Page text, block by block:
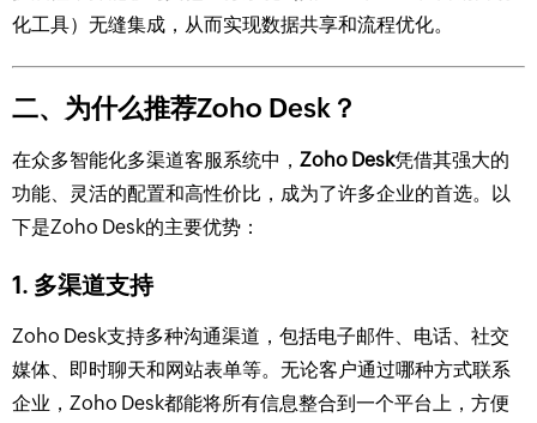
化工具）无缝集成，从而实现数据共享和流程优化。
二、为什么推荐Zoho Desk？
在众多智能化多渠道客服系统中， Zoho Desk凭借其强大的
功能、灵活的配置和高性价比，成为了许多企业的首选。以
下是Zoho Desk的主要优势：
1. 多渠道支持
Zoho Desk支持多种沟通渠道，包括电子邮件、电话、社交
媒体、即时聊天和网站表单等。无论客户通过哪种方式联系
企业，Zoho Desk都能将所有信息整合到一个平台上，方便